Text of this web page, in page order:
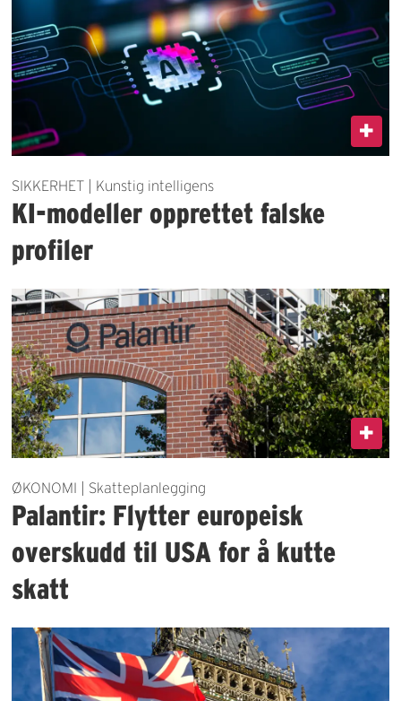
SIKKERHET | Kunstig intelligens
KI-modeller opprettet falske
profiler
ØKONOMI | Skatteplanlegging
Palantir: Flytter europeisk
overskudd til USA for å kutte
skatt